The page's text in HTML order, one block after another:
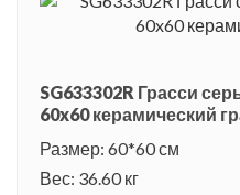
SG633302R Грасси
60x60 керамический
Размер: 60*60 см
Вес: 36.60 кг